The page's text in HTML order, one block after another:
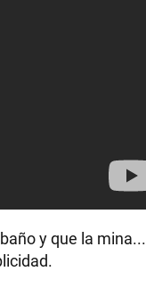
y que la mina...